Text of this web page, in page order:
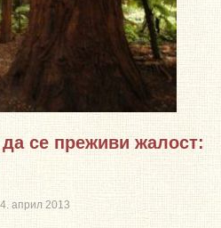
се преживи жалост:
4. април 2013